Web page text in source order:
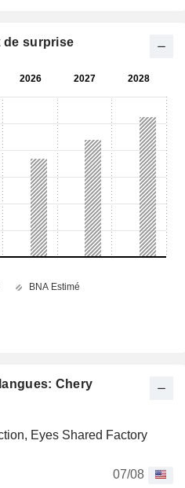
Chery
Eyes Shared Factory
07/08
de surprise